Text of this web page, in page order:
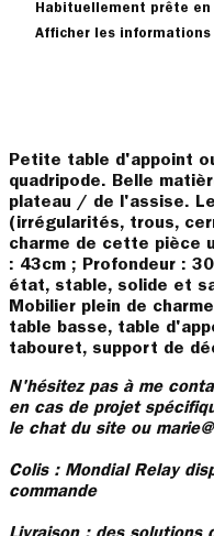
Habituellement prête en
Afficher les informations
Petite table d'appoint
quadripode. Belle
plateau / de l'assise.
(irrégularités, trous,
charme de cette pièce
: 43cm ; Profondeur :
état, stable, solide et
Mobilier plein de
table basse, table
tabouret, support de
N'hésitez pas à me
en cas de projet
le chat du site ou
Colis : Mondial Relay
commande